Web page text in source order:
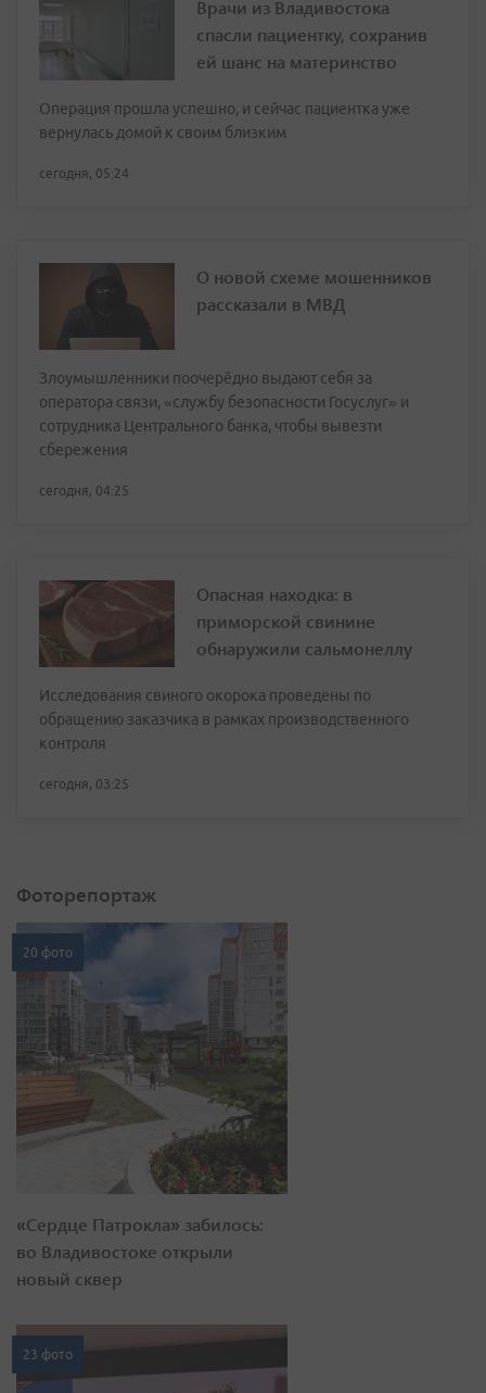
Врачи из Владивостока
спасли пациентку, сохранив
ей шанс на материнство
Операция прошла успешно, и сейчас пациентка уже
вернулась домой к своим близким
сегодня, 05:24
О новой схеме мошенников
рассказали в МВД
Злоумышленники поочерёдно выдают себя за
оператора связи, «службу безопасности Госуслуг» и
сотрудника Центрального банка, чтобы вывезти
сбережения
сегодня, 04:25
Опасная находка: в
приморской свинине
обнаружили сальмонеллу
Исследования свиного окорока проведены по
обращению заказчика в рамках производственного
контроля
сегодня, 03:25
Фоторепортаж
20 фото
«Сердце Патрокла» забилось:
во Владивостоке открыли
новый сквер
23 фото